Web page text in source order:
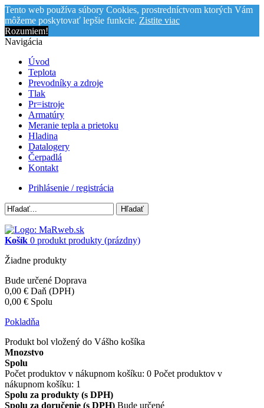
Tento web používa súbory Cookies, prostredníctvom ktorých Vám
môžeme poskytovať lepšie funkcie. Zistite viac
Rozumiem!
Navigácia
Úvod
Teplota
Prevodníky a zdroje
Tlak
Pr=istroje
Armatúry
Meranie tepla a prietoku
Hladina
Datalogery
Čerpadlá
Kontakt
Prihlásenie / registrácia
Hľadať
Košík 0 produkt produkty (prázdny)
Žiadne produkty
Bude určené Doprava
0,00 € Daň (DPH)
0,00 € Spolu
Pokladňa
Produkt bol vložený do Vášho košíka
Mnozstvo
Spolu
Počet produktov v nákupnom košíku: 0 Počet produktov v
nákupnom košíku: 1
Spolu za produkty (s DPH)
Spolu za doručenie (s DPH) Bude určené